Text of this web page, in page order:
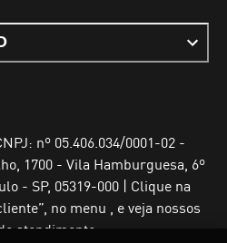
nº 05.406.034/0001-02 -
1700 - Vila Hamburguesa, 6º
- SP, 05319-000 | Clique na
no menu , e veja nossos
atendimento